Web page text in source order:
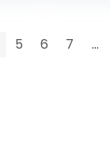
5 6 7 …